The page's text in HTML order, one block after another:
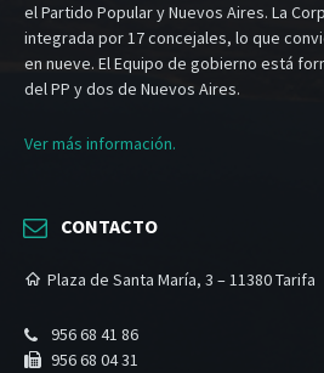
el Partido Popular y Nuevos Aires. La
integrada por 17 concejales, lo que
en nueve. El Equipo de gobierno está
del PP y dos de Nuevos Aires.
Ver más información.
CONTACTO
Plaza de Santa María, 3 – 11380 Tarifa
956 68 41 86
956 68 04 31